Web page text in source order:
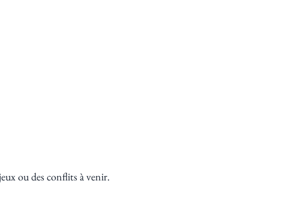
ou des conflits à venir.